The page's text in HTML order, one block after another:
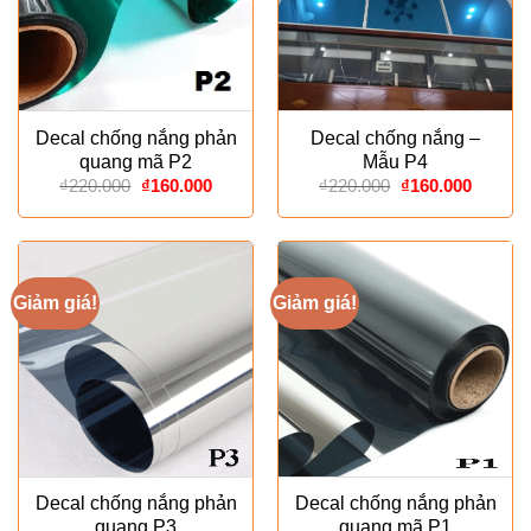
Decal chống nắng phản
quang mã P2
₫220.000 Giá
là:
₫220.000.
₫160.000Giá
tại
là:
₫160.000.
Decal chống nắng –
Mẫu P4
₫220.000 Giá
là:
₫220.000.
₫160.000Giá
tại
là:
Giảm giá!
Decal chống nắng phản
Giảm giá!
Decal chống nắng phản